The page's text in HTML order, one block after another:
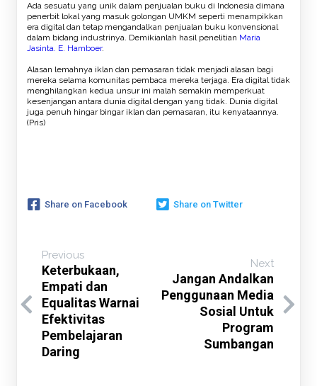
Ada sesuatu yang unik dalam penjualan buku di Indonesia dimana
penerbit lokal yang masuk golongan UMKM seperti menampikkan
era digital dan tetap mengandalkan penjualan buku konvensional
dalam bidang industrinya. Demikianlah hasil penelitian Maria
Jasinta. E. Hamboer.
Alasan lemahnya iklan dan pemasaran tidak menjadi alasan bagi
mereka selama komunitas pembaca mereka terjaga. Era digital tidak
menghilangkan kedua unsur ini malah semakin memperkuat
kesenjangan antara dunia digital dengan yang tidak. Dunia digital
juga penuh hingar bingar iklan dan pemasaran, itu kenyataannya.
(Pris)
Share on Facebook Share on Twitter
Previous
Keterbukaan,
Empati dan
Equalitas Warnai
Efektivitas
Pembelajaran
Daring
Next
Jangan Andalkan
Penggunaan Media
Sosial Untuk
Program
Sumbangan